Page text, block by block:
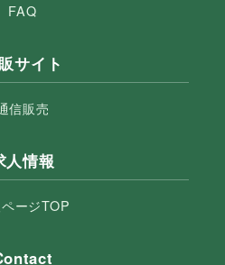
FAQ
サイト
信販売
人情報
ージTOP